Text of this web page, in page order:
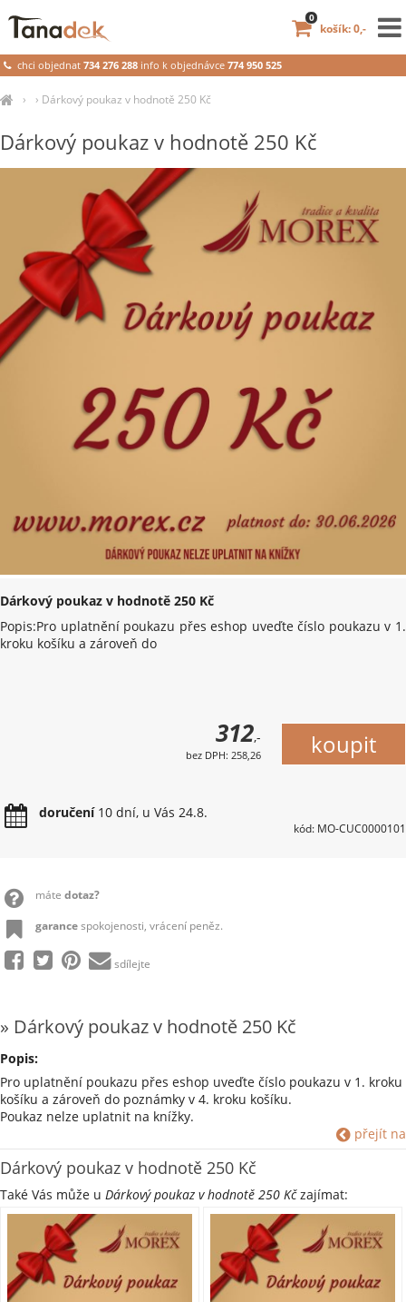
› › Dárkový poukaz v hodnotě 250 Kč
Dárkový poukaz v hodnotě 250 Kč
Dárkový poukaz v hodnotě 250 Kč
Popis:Pro uplatnění poukazu přes eshop uveďte číslo poukazu v 1.
kroku košíku a zároveň do
312,-
bez DPH: 258,26
doručení10 dní, u Vás 24.8.
kód: MO-CUC0000101
máte dotaz?
garancespokojenosti, vrácení peněz.
sdílejte
» Dárkový poukaz v hodnotě 250 Kč
Popis:
Pro uplatnění poukazu přes eshop uveďte číslo poukazu v 1. kroku
košíku a zároveň do poznámky v 4. kroku košíku.
Poukaz nelze uplatnit na knížky.
přejít na
Dárkový poukaz v hodnotě 250 Kč
Také Vás může u Dárkový poukaz v hodnotě 250 Kčzajímat:
chci objednat734 276 288 info k objednávce 774 950 525
košík: 0,-
0